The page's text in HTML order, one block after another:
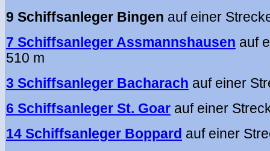
9 Schiffsanleger Bingen auf einer
7 Schiffsanleger Assmannshausen auf
510 m
3 Schiffsanleger Bacharach auf einer
6 Schiffsanleger St. Goar auf einer
14 Schiffsanleger Boppard auf einer